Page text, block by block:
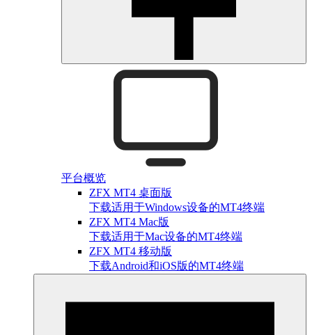
平台概览
ZFX MT4 桌面版
下载适用于Windows设备的MT4终端
ZFX MT4 Mac版
下载适用于Mac设备的MT4终端
ZFX MT4 移动版
下载Android和iOS版的MT4终端